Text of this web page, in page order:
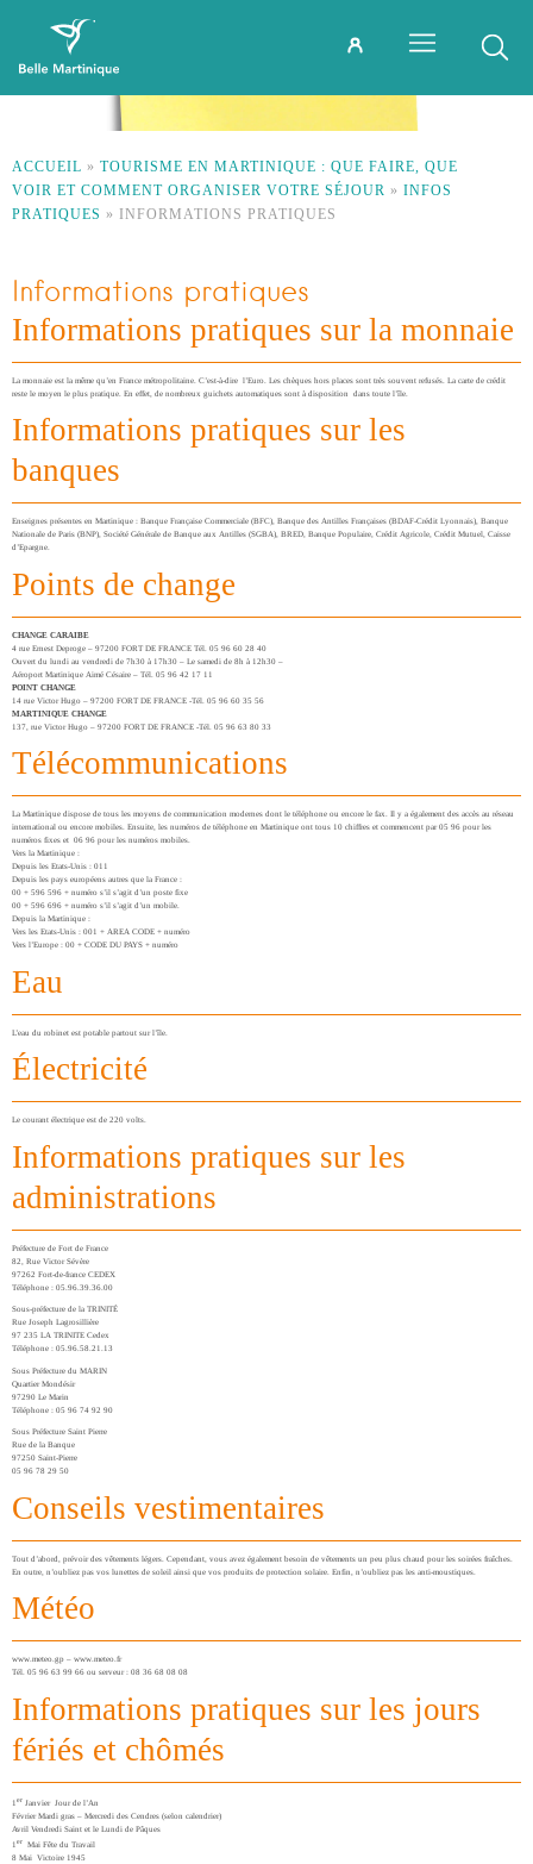
ACCUEIL » TOURISME EN MARTINIQUE : QUE FAIRE, QUE
VOIR ET COMMENT ORGANISER VOTRE SÉJOUR » INFOS
PRATIQUES » INFORMATIONS PRATIQUES
Informations pratiques
Informations pratiques sur la monnaie
La monnaie est la même qu’en France métropolitaine. C’est-à-dire l’Euro. Les chèques hors places sont très souvent refusés. La carte de crédit
reste le moyen le plus pratique. En effet, de nombreux guichets automatiques sont à disposition dans toute l’île.
Informations pratiques sur les
banques
Enseignes présentes en Martinique : Banque Française Commerciale (BFC), Banque des Antilles Françaises (BDAF-Crédit Lyonnais), Banque
Nationale de Paris (BNP), Société Générale de Banque aux Antilles (SGBA), BRED, Banque Populaire, Crédit Agricole, Crédit Mutuel, Caisse
d’Epargne.
Points de change
CHANGE CARAIBE
4 rue Ernest Deproge – 97200 FORT DE FRANCE Tél. 05 96 60 28 40
Ouvert du lundi au vendredi de 7h30 à 17h30 – Le samedi de 8h à 12h30 –
Aéroport Martinique Aimé Césaire – Tél. 05 96 42 17 11
POINT CHANGE
14 rue Victor Hugo – 97200 FORT DE FRANCE -Tél. 05 96 60 35 56
MARTINIQUE CHANGE
137, rue Victor Hugo – 97200 FORT DE FRANCE -Tél. 05 96 63 80 33
Télécommunications
La Martinique dispose de tous les moyens de communication modernes dont le téléphone ou encore le fax. Il y a également des accès au réseau
international ou encore mobiles. Ensuite, les numéros de téléphone en Martinique ont tous 10 chiffres et commencent par 05 96 pour les
numéros fixes et 06 96 pour les numéros mobiles.
Vers la Martinique :
Depuis les Etats-Unis : 011
Depuis les pays européens autres que la France :
00 + 596 596 + numéro s’il s’agit d’un poste fixe
00 + 596 696 + numéro s’il s’agit d’un mobile.
Depuis la Martinique :
Vers les Etats-Unis : 001 + AREA CODE + numéro
Vers l’Europe : 00 + CODE DU PAYS + numéro
Eau
L’eau du robinet est potable partout sur l’île.
Électricité
Le courant électrique est de 220 volts.
Informations pratiques sur les
administrations
Préfecture de Fort de France
82, Rue Victor Sévère
97262 Fort-de-france CEDEX
Téléphone : 05.96.39.36.00
Sous-préfecture de la TRINITÉ
Rue Joseph Lagrosillière
97 235 LA TRINITE Cedex
Téléphone : 05.96.58.21.13
Sous Préfecture du MARIN
Quartier Mondésir
97290 Le Marin
Téléphone : 05 96 74 92 90
Sous Préfecture Saint Pierre
Rue de la Banque
97250 Saint-Pierre
05 96 78 29 50
Conseils vestimentaires
Tout d’abord, prévoir des vêtements légers. Cependant, vous avez également besoin de vêtements un peu plus chaud pour les soirées fraîches.
En outre, n’oubliez pas vos lunettes de soleil ainsi que vos produits de protection solaire. Enfin, n’oubliez pas les anti-moustiques.
Météo
www.meteo.gp – www.meteo.fr
Tél. 05 96 63 99 66 ou serveur : 08 36 68 08 08
Informations pratiques sur les jours
fériés et chômés
1er Janvier Jour de l’An
Février Mardi gras – Mercredi des Cendres (selon calendrier)
Avril Vendredi Saint et le Lundi de Pâques
1er
Mai Fête du Travail
8 Mai Victoire 1945